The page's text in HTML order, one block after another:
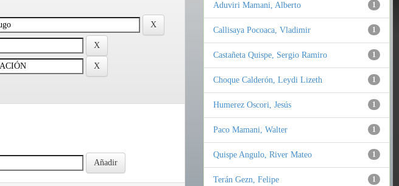
1
Aduviri Mamani, Alberto
1
Callisaya Pocoaca, Vladimir
1
Castañeta Quispe, Sergio Ramiro
1
Choque Calderón, Leydi Lizeth
1
Humerez Oscori, Jesús
1
Paco Mamani, Walter
1
Quispe Angulo, River Mateo
1
Terán Gezn, Felipe